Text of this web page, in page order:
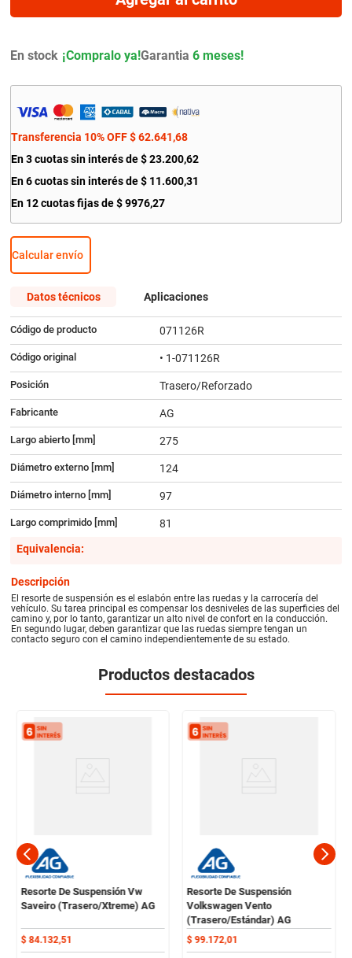
En stock Garantia 6 meses!
Transferencia 10% OFF $ 62.641,68
En 3 cuotas sin interés de $ 23.200,62
En 6 cuotas sin interés de$ 11.600,31
En 12 cuotas fijas de $ 9976,27
Calcular envío
Datos técnicos Aplicaciones
Código de producto 071126R
Código original • 1-071126R
Posición Trasero/Reforzado
Fabricante AG
Largo abierto [mm] 275
Diámetro externo [mm] 124
Diámetro interno [mm] 97
Largo comprimido [mm]
81
Equivalencia:
Descripción
El resorte de suspensión es el eslabón entre las ruedas y la carrocería del
vehículo. Su tarea principal es compensar los desniveles de las superficies del
camino y, por lo tanto, garantizar un alto nivel de confort en la conducción.
En segundo lugar, deben garantizar que las ruedas siempre tengan un
contacto seguro con el camino independientemente de su estado.
Productos destacados
Resorte De Suspensión Vw
Saveiro (Trasero/Xtreme) AG
$ 84.132,51
Resorte De Suspensión
Volkswagen Vento
(Trasero/Estándar) AG
$ 99.172,01